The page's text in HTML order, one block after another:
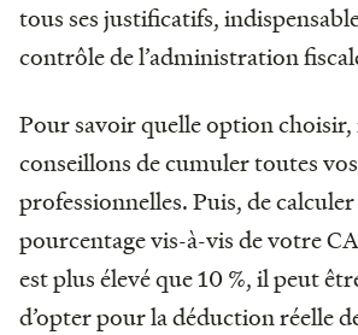
tous ses justificatifs,
contrôle de l’administration
Pour savoir quelle option choisir,
conseillons de cumuler toutes
professionnelles. Puis, de
pourcentage vis-à-vis de votre
est plus élevé que 10 %, il peut
d’opter pour la déduction réelle